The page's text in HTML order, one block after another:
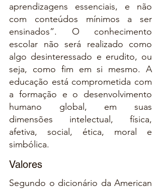
aprendizagens essenciais, e não
com conteúdos mínimos a ser
ensinados”. O conhecimento
escolar não será realizado como
algo desinteressado e erudito, ou
seja, como fim em si mesmo. A
educação está comprometida com
a formação e o desenvolvimento
humano global, em suas
dimensões intelectual, física,
afetiva, social, ética, moral e
simbólica.
Valores
Segundo o dicionário da American